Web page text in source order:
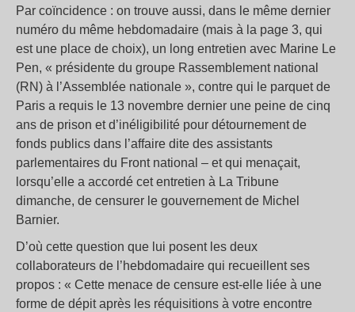
Par coïncidence : on trouve aussi, dans le même dernier
numéro du même hebdomadaire (mais à la page 3, qui
est une place de choix), un long entretien avec Marine Le
Pen, « présidente du groupe Rassemblement national
(RN) à l’Assemblée nationale », contre qui le parquet de
Paris a requis le 13 novembre dernier une peine de cinq
ans de prison et d’inéligibilité pour détournement de
fonds publics dans l’affaire dite des assistants
parlementaires du Front national – et qui menaçait,
lorsqu’elle a accordé cet entretien à La Tribune
dimanche, de censurer le gouvernement de Michel
Barnier.
D’où cette question que lui posent les deux
collaborateurs de l’hebdomadaire qui recueillent ses
propos : « Cette menace de censure est-elle liée à une
forme de dépit après les réquisitions à votre encontre